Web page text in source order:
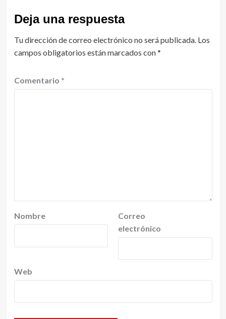
Deja una respuesta
Tu dirección de correo electrónico no será publicada. Los
campos obligatorios están marcados con*
Comentario *
Nombre
Correo
electrónico
Web